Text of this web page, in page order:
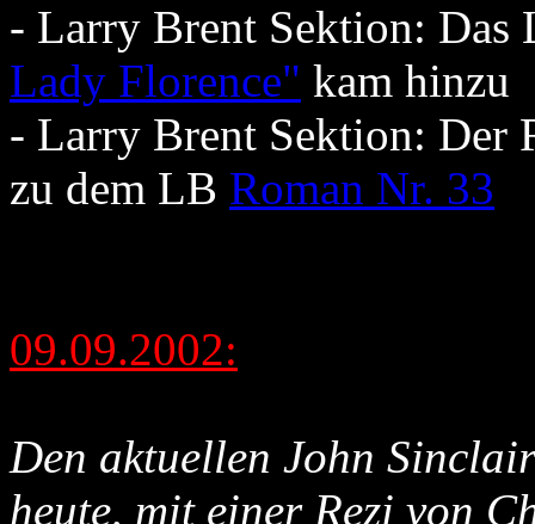
- Larry Brent Sektion: Das
Lady Florence" kam hinzu
- Larry Brent Sektion: Der
zu dem LB Roman Nr. 33
09.09.2002:
Den aktuellen John
heute, mit einer Rezi von